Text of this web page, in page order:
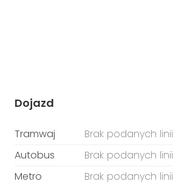
Dojazd
Tramwaj
Brak podanych linii
Autobus
Brak podanych linii
Metro
Brak podanych linii